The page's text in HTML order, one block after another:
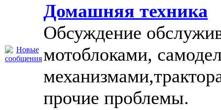
Домашняя техника
Обсуждение
мотоблоками,
прочие проблемы.